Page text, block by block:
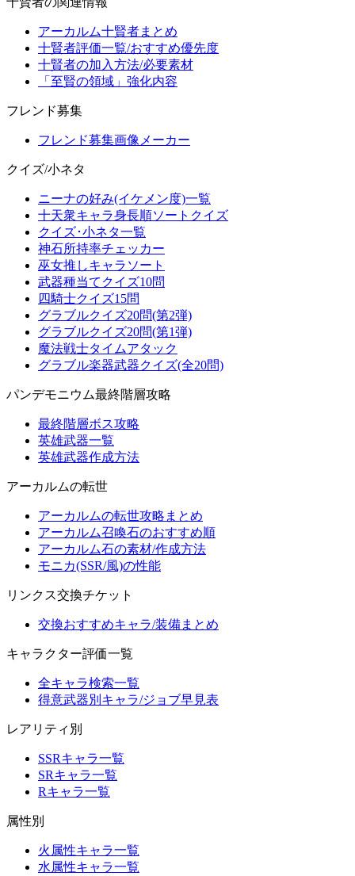
アーカルム十賢者まとめ
十賢者評価一覧/おすすめ優先度
十賢者の加入方法/必要素材
「至賢の領域」強化内容
フレンド募集
フレンド募集画像メーカー
クイズ/小ネタ
ニーナの好み(イケメン度)一覧
十天衆キャラ身長順ソートクイズ
クイズ･小ネタ一覧
神石所持率チェッカー
巫女推しキャラソート
武器種当てクイズ10問
四騎士クイズ15問
グラブルクイズ20問(第2弾)
グラブルクイズ20問(第1弾)
魔法戦士タイムアタック
グラブル楽器武器クイズ(全20問)
パンデモニウム最終階層攻略
最終階層ボス攻略
英雄武器一覧
英雄武器作成方法
アーカルムの転世
アーカルムの転世攻略まとめ
アーカルム召喚石のおすすめ順
アーカルム石の素材/作成方法
モニカ(SSR/風)の性能
リンクス交換チケット
交換おすすめキャラ/装備まとめ
キャラクター評価一覧
全キャラ検索一覧
得意武器別キャラ/ジョブ早見表
レアリティ別
SSRキャラ一覧
SRキャラ一覧
Rキャラ一覧
属性別
火属性キャラ一覧
水属性キャラ一覧